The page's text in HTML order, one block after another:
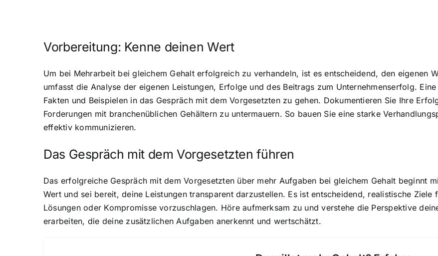
Vorbereitung: Kenne deinen Wert
Um bei Mehrarbeit bei gleichem Gehalt erfolgreich zu verhandeln, ist es entscheidend, den eigenen
umfasst die Analyse der eigenen Leistungen, Erfolge und des Beitrags zum Unternehmenserfolg.
Fakten und Beispielen in das Gespräch mit dem Vorgesetzten zu gehen. Dokumentieren Sie Ihre
Forderungen mit branchenüblichen Gehältern zu untermauern. So bauen Sie eine starke
effektiv kommunizieren.
Das Gespräch mit dem Vorgesetzten führen
Das erfolgreiche Gespräch mit dem Vorgesetzten über mehr Aufgaben bei gleichem Gehalt beginnt
Wert und sei bereit, deine Leistungen transparent darzustellen. Es ist entscheidend, realistische
Lösungen oder Kompromisse vorzuschlagen. Höre aufmerksam zu und verstehe die Perspektive
erarbeiten, die deine zusätzlichen Aufgaben anerkennt und wertschätzt.